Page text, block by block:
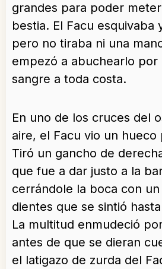
grandes para poder
bestia. El Facu esquivaba
pero no tiraba ni una
empezó a abuchearlo por
sangre a toda costa.
En uno de los cruces del
aire, el Facu vio un hueco
Tiró un gancho de
que fue a dar justo a la
cerrándole la boca con
dientes que se sintió
La multitud enmudeció
antes de que se dieran
el latigazo de zurda del